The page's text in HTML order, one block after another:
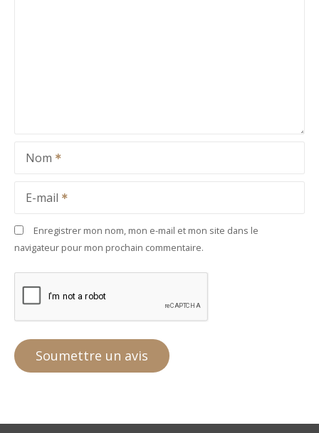
Nom
E-mail
Enregistrer mon nom, mon e-mail et mon site dans le
navigateur pour mon prochain commentaire.